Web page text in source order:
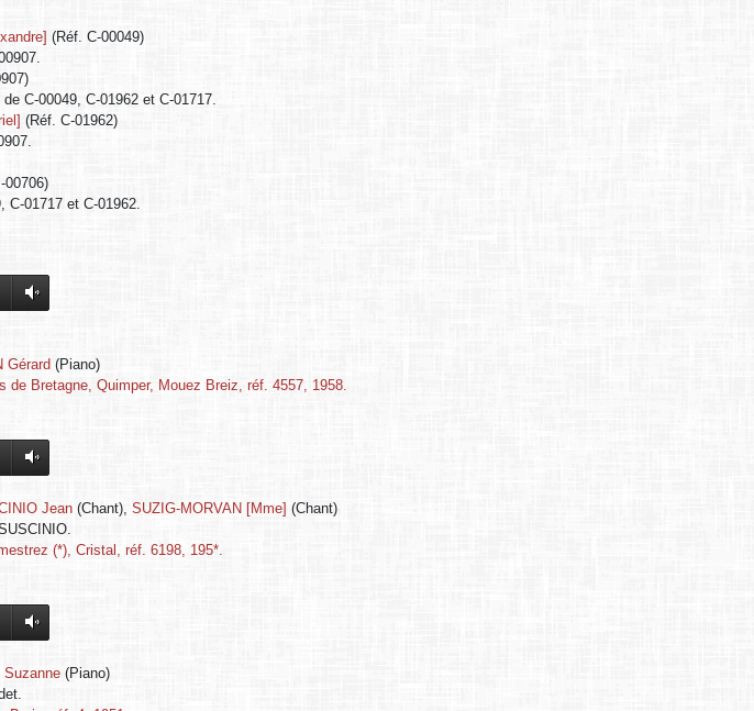
(Réf. C-00049)
C-00049, C-01962 et C-01717.
(Réf. C-01962)
C-01717 et C-01962.
Gérard (Piano)
de Bretagne, Quimper, Mouez Breiz, réf. 4557, 1958.
Jean (Chant),SUZIG-MORVAN [Mme] (Chant)
(*), Cristal, réf. 6198, 195*.
Suzanne (Piano)